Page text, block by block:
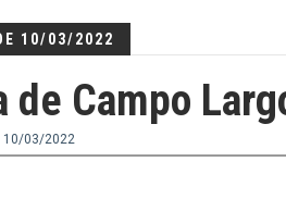
10/03/2022
de Campo
10/03/2022